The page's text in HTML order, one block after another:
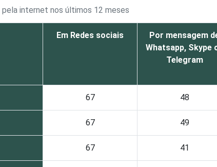
internet nos últimos 12 meses
Em Redes sociais
Por mensagem
Whatsapp, Skype
Telegram
67 48
67 49
67 41